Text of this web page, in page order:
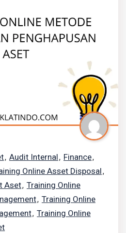
, Audit Internal, Finance,
Online Asset Disposal,
Aset, Training Online
, Training Online
, Training Online